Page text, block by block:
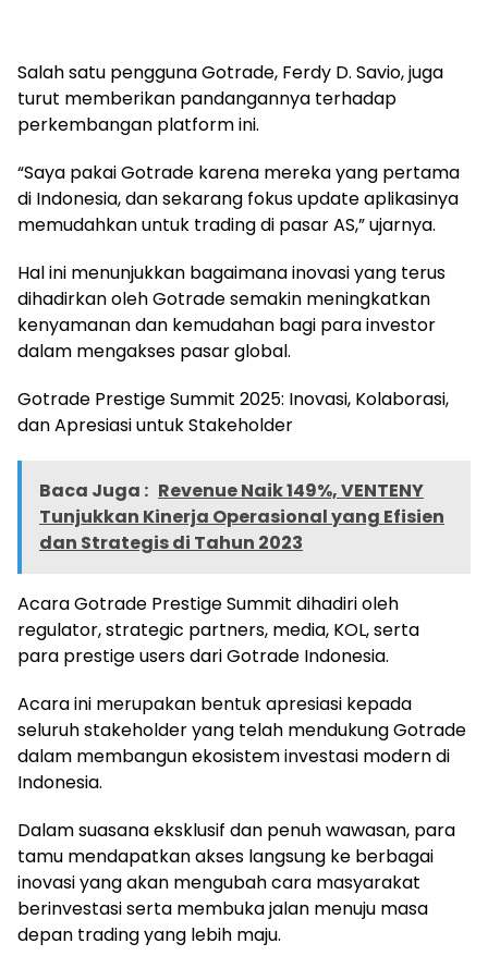
Salah satu pengguna Gotrade, Ferdy D. Savio, juga
turut memberikan pandangannya terhadap
perkembangan platform ini.
“Saya pakai Gotrade karena mereka yang pertama
di Indonesia, dan sekarang fokus update aplikasinya
memudahkan untuk trading di pasar AS,” ujarnya.
Hal ini menunjukkan bagaimana inovasi yang terus
dihadirkan oleh Gotrade semakin meningkatkan
kenyamanan dan kemudahan bagi para investor
dalam mengakses pasar global.
Gotrade Prestige Summit 2025: Inovasi, Kolaborasi,
dan Apresiasi untuk Stakeholder
Baca Juga : Revenue Naik 149%, VENTENY
Tunjukkan Kinerja Operasional yang Efisien
dan Strategis di Tahun 2023
Acara Gotrade Prestige Summit dihadiri oleh
regulator, strategic partners, media, KOL, serta
para prestige users dari Gotrade Indonesia.
Acara ini merupakan bentuk apresiasi kepada
seluruh stakeholder yang telah mendukung Gotrade
dalam membangun ekosistem investasi modern di
Indonesia.
Dalam suasana eksklusif dan penuh wawasan, para
tamu mendapatkan akses langsung ke berbagai
inovasi yang akan mengubah cara masyarakat
berinvestasi serta membuka jalan menuju masa
depan trading yang lebih maju.